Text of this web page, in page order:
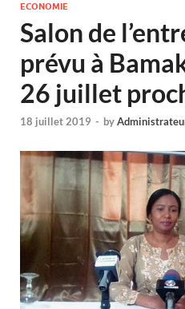
ECONOMIE
Salon de
prévu à
26 juillet
18 juillet 2019 - by